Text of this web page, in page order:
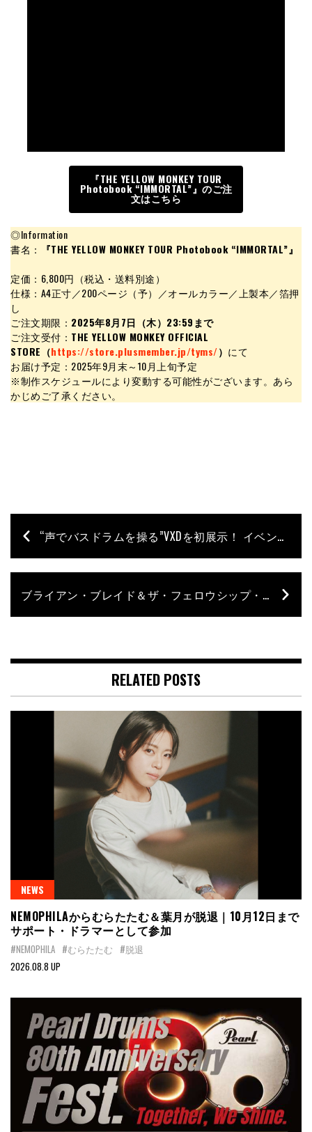
『THE YELLOW MONKEY TOUR
Photobook “IMMORTAL”』のご注
文はこちら
◎Information
書名：
『THE YELLOW MONKEY TOUR Photobook “IMMORTAL”』
定価：6,800円（税込・送料別途）
仕様：A4正寸／200ページ（予）／オールカラー／上製本／箔押
し
ご注文期限： 2025年8月7日（木）23:59まで
ご注文受付： THE YELLOW MONKEY OFFICIAL
STORE（https://store.plusmember.jp/tyms/） にて
お届け予定：2025年9月末～10月上旬予定
※制作スケジュールにより変動する可能性がございます。あら
かじめご了承ください。
“声でバスドラムを操る”VXDを初展示！ イベント「Yamaha FUTURE BEAT!」が開催中 イケシブとの連動キャンペーンも
ブライアン・ブレイド＆ザ・フェロウシップ・バンドが13年ぶりに来日！ 10月開催のコットンクラブ20周年公演
RELATED POSTS
NEWS
NEMOPHILAからむらたたむ＆葉月が脱退｜10月12日まで
サポート・ドラマーとして参加
#NEMOPHILA #むらたたむ #脱退
2026.08.8 UP